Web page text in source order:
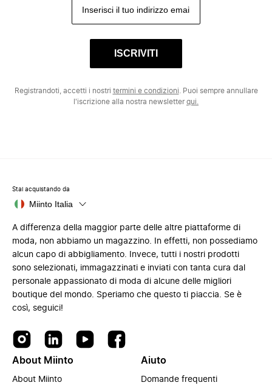
ISCRIVITI
Registrandoti, accetti i nostri termini e condizioni . Puoi sempre annullare
l'iscrizione alla nostra newsletterqui.
Stai acquistando da
Miinto Italia
A differenza della maggior parte delle altre piattaforme di
moda, non abbiamo un magazzino. In effetti, non possediamo
alcun capo di abbigliamento. Invece, tutti i nostri prodotti
sono selezionati, immagazzinati e inviati con tanta cura dal
personale appassionato di moda di alcune delle migliori
boutique del mondo. Speriamo che questo ti piaccia. Se è
così, seguici!
About Miinto
About Miinto
Aiuto
Domande frequenti